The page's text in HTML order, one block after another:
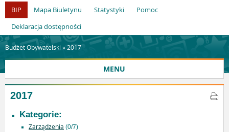
BIP Mapa Biuletynu Statystyki
Pomoc
Deklaracja dostępności
Budżet Obywatelski » 2017
MENU
2017
Kategorie:
Zarządzenia (0/7)